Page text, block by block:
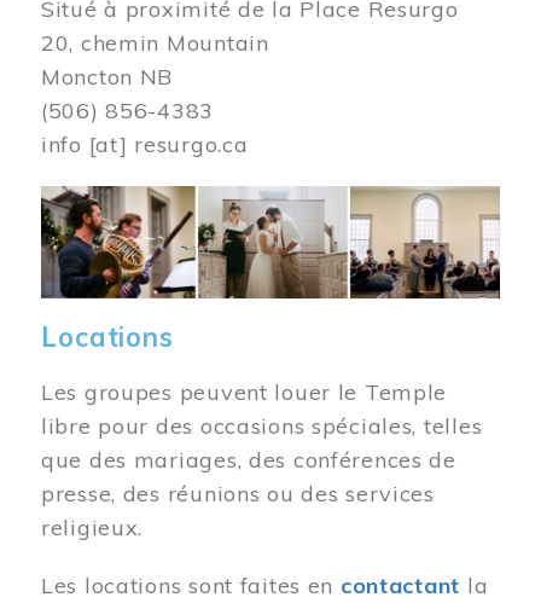
Situé à proximité de la Place Resurgo
20, chemin Mountain
Moncton NB
(506) 856-4383
info [at] resurgo.ca
Image
Locations
Les groupes peuvent louer le Temple
libre pour des occasions spéciales, telles
que des mariages, des conférences de
presse, des réunions ou des services
religieux.
Les locations sont faites en contactant la